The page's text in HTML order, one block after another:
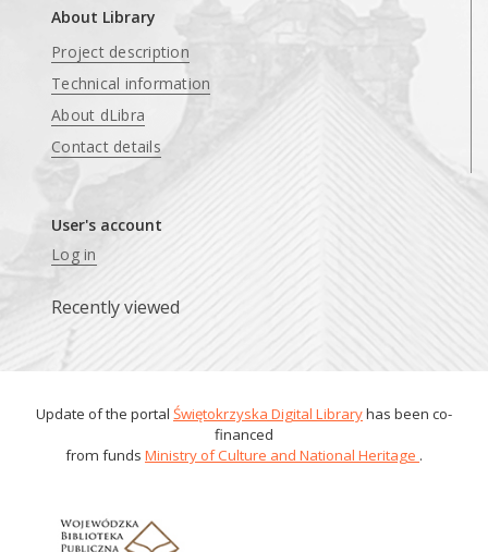
About Library
Project description
Technical information
About dLibra
Contact details
User's account
Log in
Recently viewed
Update of the portal Świętokrzyska Digital Libraryhas been co-
financed
from funds Ministry of Culture and National Heritage .